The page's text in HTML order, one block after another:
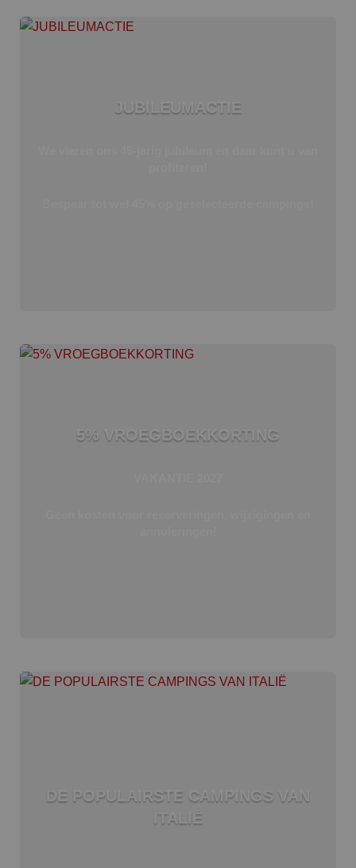
JUBILEUMACTIE
5% VROEGBOEKKORTING
DE POPULAIRSTE CAMPINGS VAN
ITALIË